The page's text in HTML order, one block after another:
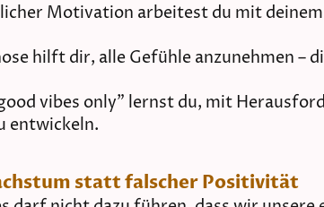
Motivation arbeitest du mit
hilft dir, alle Gefühle anzunehmen –
vibes only" lernst du, mit
entwickeln.
statt falscher Positivität